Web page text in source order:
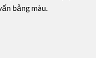
bảng màu.